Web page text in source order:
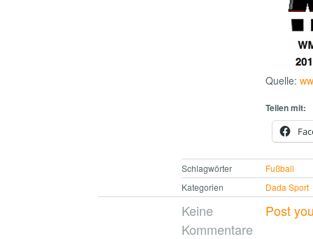
Quelle:
Teilen mit:
Schlagwörter
Fußball
Kategorien
Dada Sport
Keine
Kommentare
Post